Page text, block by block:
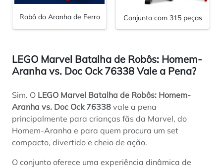
Robô do Aranha de Ferro Conjunto com 315 peças
LEGO Marvel Batalha de Robôs: Homem-
Aranha vs. Doc Ock 76338 Vale a Pena?
Sim. O LEGO Marvel Batalha de Robôs: Homem-
Aranha vs. Doc Ock 76338 vale a pena
principalmente para crianças fãs da Marvel, do
Homem-Aranha e para quem procura um set
compacto, divertido e cheio de ação.
O conjunto oferece uma experiência dinâmica de